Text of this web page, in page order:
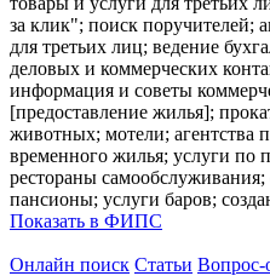
за клик"; поиск поручителей;
для третьих лиц; ведение
деловых и коммерческих
информация и советы
[предоставление жилья];
животных; мотели; агентства
временного жилья; услуги по
рестораны
пансионы; услуги баров;
Показать в ФИПС
Онлайн поиск Статьи Вопрос-